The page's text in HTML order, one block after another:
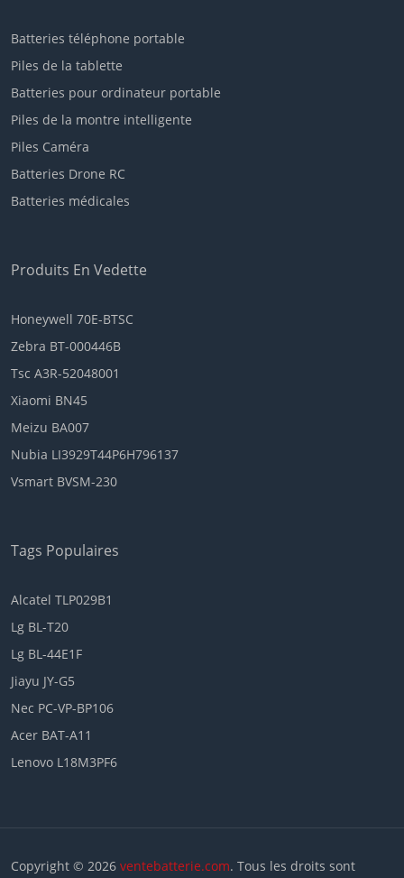
Batteries téléphone portable
Piles de la tablette
Batteries pour ordinateur portable
Piles de la montre intelligente
Piles Caméra
Batteries Drone RC
Batteries médicales
Produits En Vedette
Honeywell 70E-BTSC
Zebra BT-000446B
Tsc A3R-52048001
Xiaomi BN45
Meizu BA007
Nubia LI3929T44P6H796137
Vsmart BVSM-230
Tags Populaires
Alcatel TLP029B1
Lg BL-T20
Lg BL-44E1F
Jiayu JY-G5
Nec PC-VP-BP106
Acer BAT-A11
Lenovo L18M3PF6
Copyright © 2026 ventebatterie.com. Tous les droits sont